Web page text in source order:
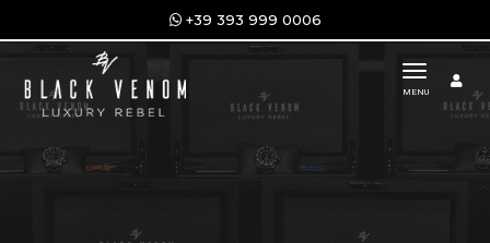
+39 393 999 0006
toggle
MENU